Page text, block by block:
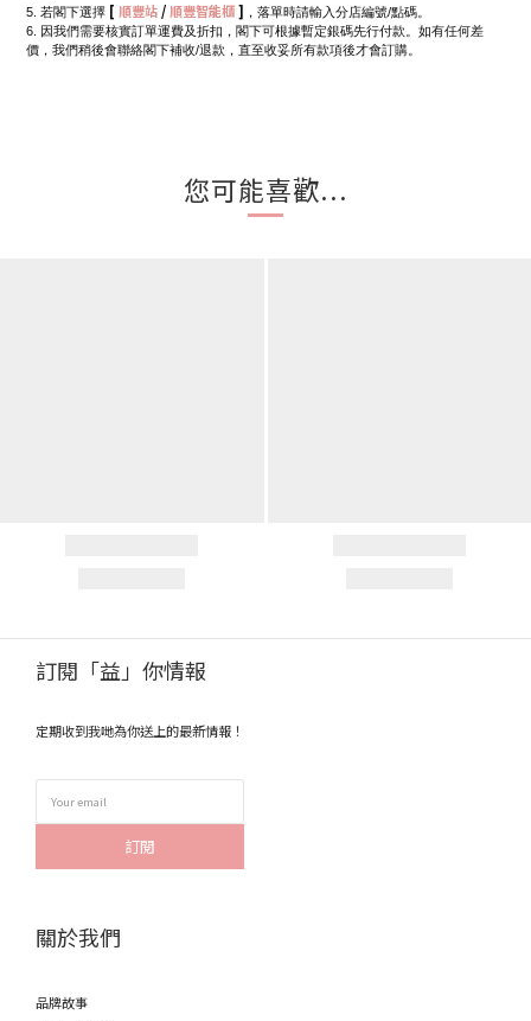
5. 若閣下選擇 [ 順豐站 / 順豐智能櫃] ，落單時請輸入分店編號/點碼。
6. 因我們需要核實訂單運費及折扣，閣下可根據暫定銀碼先行付款。如有任何差
價，我們稍後會聯絡閣下補收/退款，直至收妥所有款項後才會訂購。
您可能喜歡...
訂閱「益」你情報
定期收到我哋為你送上的最新情報！
訂閱
關於我們
品牌故事